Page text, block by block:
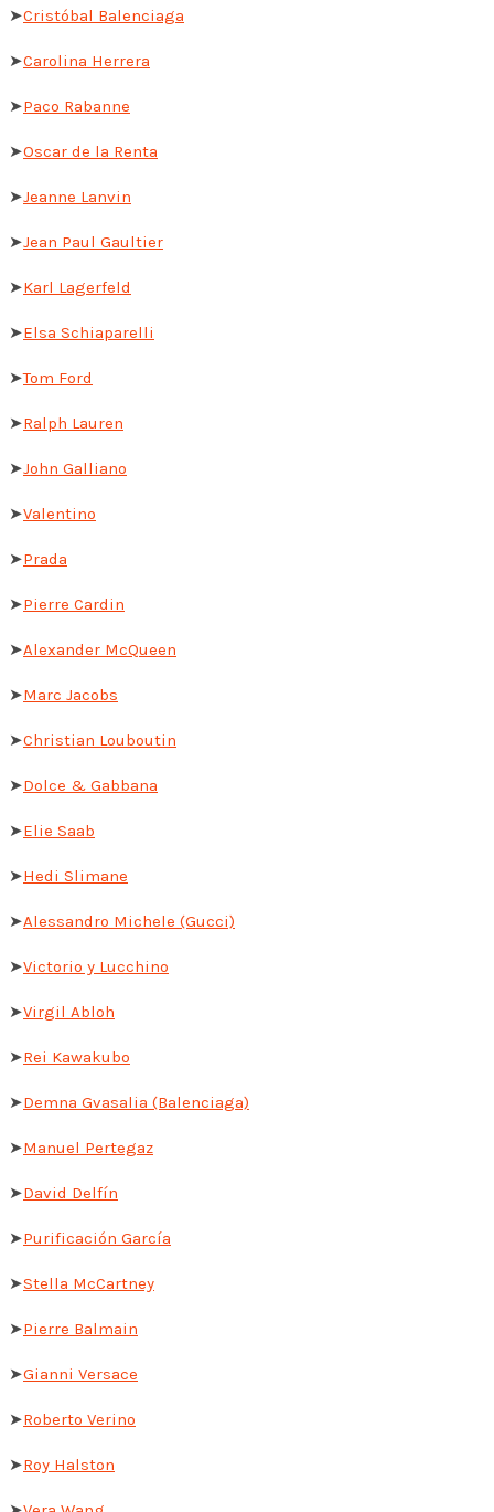
➤Cristóbal Balenciaga
➤Carolina Herrera
➤Paco Rabanne
➤Oscar de la Renta
➤Jeanne Lanvin
➤Jean Paul Gaultier
➤Karl Lagerfeld
➤Elsa Schiaparelli
➤Tom Ford
➤Ralph Lauren
➤John Galliano
➤Valentino
➤Prada
➤Pierre Cardin
➤Alexander McQueen
➤Marc Jacobs
➤Christian Louboutin
➤Dolce & Gabbana
➤Elie Saab
➤Hedi Slimane
➤Alessandro Michele (Gucci)
➤Victorio y Lucchino
➤Virgil Abloh
➤Rei Kawakubo
➤Demna Gvasalia (Balenciaga)
➤Manuel Pertegaz
➤David Delfín
➤Purificación García
➤Stella McCartney
➤Pierre Balmain
➤Gianni Versace
➤Roberto Verino
➤Roy Halston